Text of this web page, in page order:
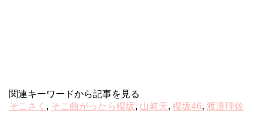
関連キーワードから記事を見る
そこさく , そこ曲がったら櫻坂, 山﨑天, 櫻坂46, 渡邉理佐